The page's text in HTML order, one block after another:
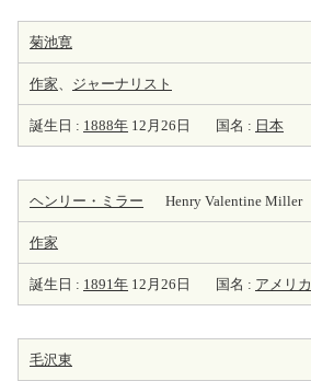
菊池寛
作家、 ジャーナリスト
誕生日 : 1888年 12月26日 国名 : 日本
ヘンリー・ミラー Henry Valentine Miller
作家
誕生日 : 1891年 12月26日 国名 : アメリカ
毛沢東